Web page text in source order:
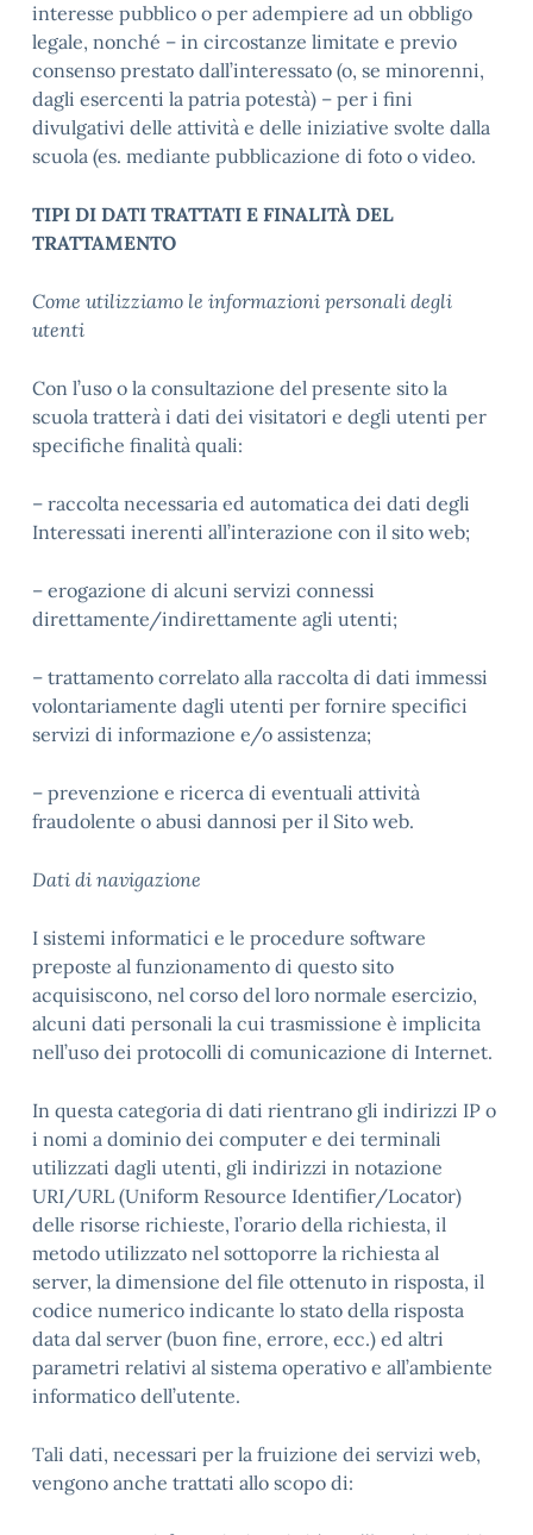
interesse pubblico o per adempiere ad un obbligo
legale, nonché – in circostanze limitate e previo
consenso prestato dall’interessato (o, se minorenni,
dagli esercenti la patria potestà) – per i fini
divulgativi delle attività e delle iniziative svolte dalla
scuola (es. mediante pubblicazione di foto o video.
TIPI DI DATI TRATTATI E FINALITÀ DEL
TRATTAMENTO
Come utilizziamo le informazioni personali degli
utenti
Con l’uso o la consultazione del presente sito la
scuola tratterà i dati dei visitatori e degli utenti per
specifiche finalità quali:
– raccolta necessaria ed automatica dei dati degli
Interessati inerenti all’interazione con il sito web;
– erogazione di alcuni servizi connessi
direttamente/indirettamente agli utenti;
– trattamento correlato alla raccolta di dati immessi
volontariamente dagli utenti per fornire specifici
servizi di informazione e/o assistenza;
– prevenzione e ricerca di eventuali attività
fraudolente o abusi dannosi per il Sito web.
Dati di navigazione
I sistemi informatici e le procedure software
preposte al funzionamento di questo sito
acquisiscono, nel corso del loro normale esercizio,
alcuni dati personali la cui trasmissione è implicita
nell’uso dei protocolli di comunicazione di Internet.
In questa categoria di dati rientrano gli indirizzi IP o
i nomi a dominio dei computer e dei terminali
utilizzati dagli utenti, gli indirizzi in notazione
URI/URL (Uniform Resource Identifier/Locator)
delle risorse richieste, l’orario della richiesta, il
metodo utilizzato nel sottoporre la richiesta al
server, la dimensione del file ottenuto in risposta, il
codice numerico indicante lo stato della risposta
data dal server (buon fine, errore, ecc.) ed altri
parametri relativi al sistema operativo e all’ambiente
informatico dell’utente.
Tali dati, necessari per la fruizione dei servizi web,
vengono anche trattati allo scopo di: